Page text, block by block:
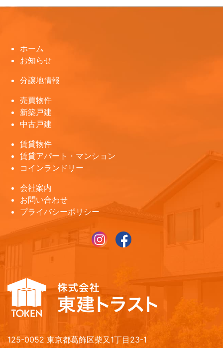
ホーム
お知らせ
分譲地情報
売買物件
新築戸建
中古戸建
賃貸物件
賃貸アパート・マンション
コインランドリー
会社案内
お問い合わせ
プライバシーポリシー
125-0052 東京都葛飾区柴又1丁目23-1